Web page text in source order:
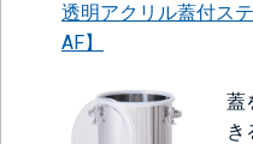
透明アクリル蓋付ス
AF】
蓋
き